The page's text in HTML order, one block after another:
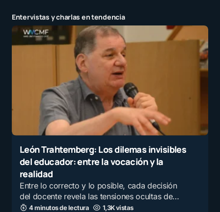
Entervistas y charlas en tendencia
León Trahtemberg: Los dilemas invisibles
del educador: entre la vocación y la
realidad
Entre lo correcto y lo posible, cada decisión
del docente revela las tensiones ocultas de…
4 minutos de lectura 1,3K vistas